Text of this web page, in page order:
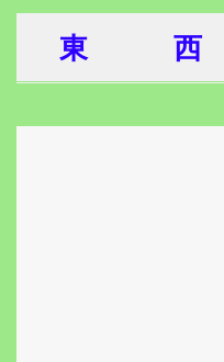
東
西